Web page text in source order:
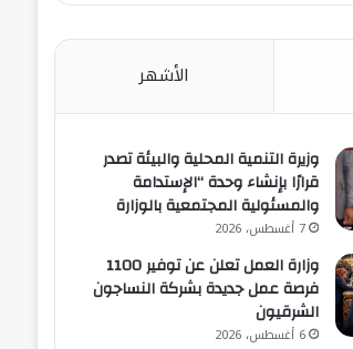
الأشهر
وزيرة التنمية المحلية والبيئة تصدر
قرارًا بإنشاء وحدة “الإستدامة
والمسئولية المجتمعية بالوزارة
7 أغسطس، 2026
وزارة العمل تعلن عن توفير 1100
فرصة عمل جديدة بشركة النساجون
الشرقيون
6 أغسطس، 2026